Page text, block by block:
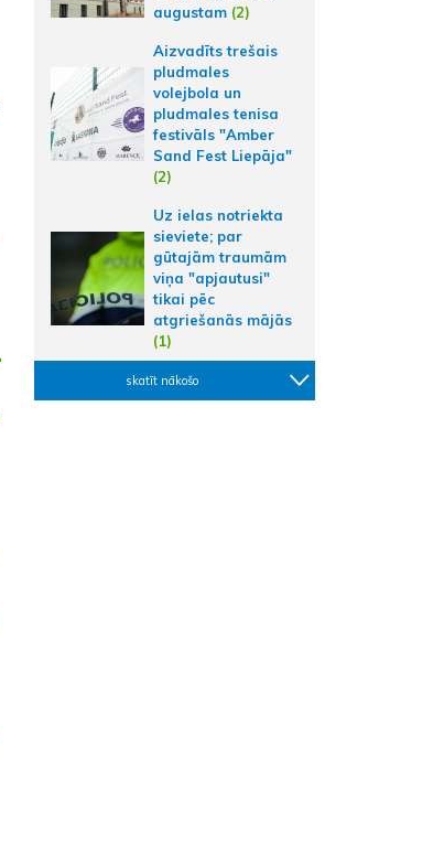
augustam (2)
Aizvadīts trešais
pludmales
volejbola un
pludmales tenisa
festivāls "Amber
Sand Fest Liepāja"
(2)
Uz ielas notriekta
sieviete; par
gūtajām traumām
viņa "apjautusi"
tikai pēc
atgriešanās mājās
(1)
skatīt nākošo